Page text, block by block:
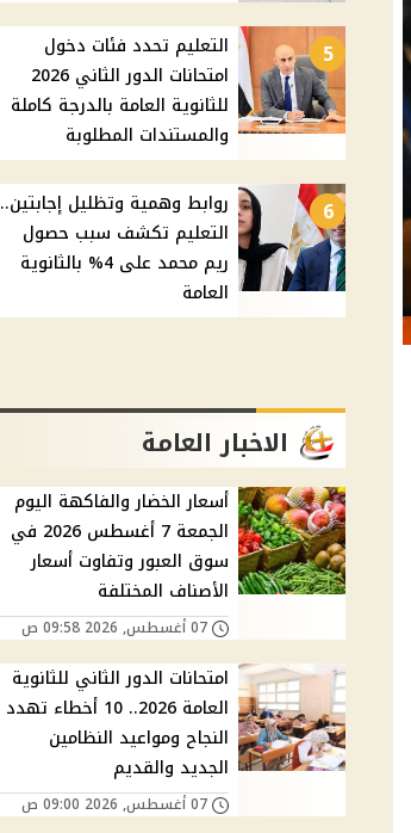
5
التعليم تحدد فئات دخول
امتحانات الدور الثاني 2026
للثانوية العامة بالدرجة كاملة
والمستندات المطلوبة
6
روابط وهمية وتظليل إجابتين..
التعليم تكشف سبب حصول
ريم محمد على 4% بالثانوية
العامة
الاخبار العامة
أسعار الخضار والفاكهة اليوم
الجمعة 7 أغسطس 2026 في
سوق العبور وتفاوت أسعار
الأصناف المختلفة
07 أغسطس, 2026 09:58 ص
امتحانات الدور الثاني للثانوية
العامة 2026.. 10 أخطاء تهدد
النجاح ومواعيد النظامين
الجديد والقديم
07 أغسطس, 2026 09:00 ص